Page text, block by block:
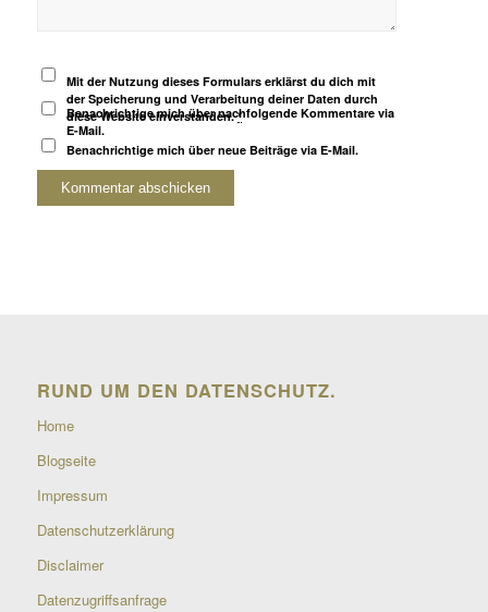
Mit der Nutzung dieses Formulars erklärst du dich mit
der Speicherung und Verarbeitung deiner Daten durch
diese Website einverstanden.*
Benachrichtige mich über nachfolgende Kommentare via
E-Mail.
Benachrichtige mich über neue Beiträge via E-Mail.
RUND UM DEN DATENSCHUTZ.
Home
Blogseite
Impressum
Datenschutzerklärung
Disclaimer
Datenzugriffsanfrage